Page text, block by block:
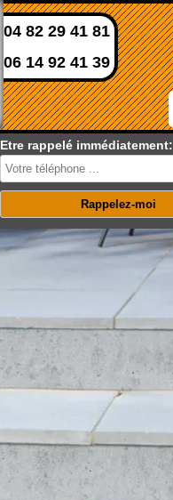
04 82 29 41 81
06 14 92 41 39
Etre rappelé immédiatement: